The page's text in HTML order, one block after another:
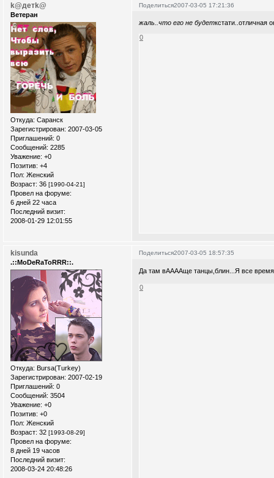
Поделиться2007-03-05 17:21:36
k@детk@
Ветеран
Откуда: Саранск
Зарегистрирован: 2007-03-05
Приглашений: 0
Сообщений: 2285
Уважение: +0
Позитив: +4
Пол: Женский
Возраст: 36 [1990-04-21]
Провел на форуме:
6 дней 22 часа
Последний визит:
2008-01-29 12:01:55
жаль..что его не будеткстати..отличная
0
Поделиться2007-03-05 18:57:35
kisunda
.::MoDeRaToRRR::.
Откуда: Bursa(Turkey)
Зарегистрирован: 2007-02-19
Приглашений: 0
Сообщений: 3504
Уважение: +0
Позитив: +0
Пол: Женский
Возраст: 32 [1993-08-29]
Провел на форуме:
8 дней 19 часов
Последний визит:
2008-03-24 20:48:26
Да там вААААще танцы,блин...Я все время
0